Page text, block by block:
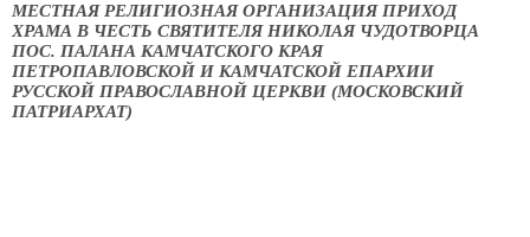
МЕСТНАЯ РЕЛИГИОЗНАЯ ОРГАНИЗАЦИЯ ПРИХОД
ХРАМА В ЧЕСТЬ СВЯТИТЕЛЯ НИКОЛАЯ ЧУДОТВОРЦА
ПОС. ПАЛАНА КАМЧАТСКОГО КРАЯ
ПЕТРОПАВЛОВСКОЙ И КАМЧАТСКОЙ ЕПАРХИИ
РУССКОЙ ПРАВОСЛАВНОЙ ЦЕРКВИ (МОСКОВСКИЙ
ПАТРИАРХАТ)